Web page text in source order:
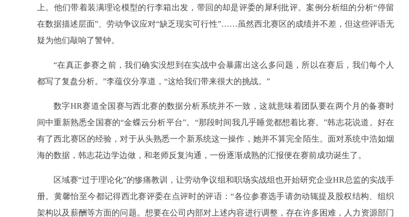
上。他们带着装满理论模型的行李箱出发，带回的却是评委的犀利批评。案例分析组的分析“停留
在数据描述层面”、劳动争议应对“缺乏现实可行性”……虽然西北赛区的成绩并不差，但这些评语无
疑为他们敲响了警钟。
“在真正参赛之前，我们确实没想到在实战中会暴露出这么多问题，所以在赛后，我们每个人
都写了复盘分析。”李蕴仪分享道，“这给我们带来很大的挑战。”
数字HR赛道全国赛与西北赛的数据分析系统并不一致，这就意味着团队要在两个月的备赛时
间中重新熟悉全国赛的“金蝶云分析平台”。“那段时间我几乎睡觉都想着比赛。”韩志花说道。好在
有了西北赛区的经验，对于从头熟悉一个新系统这一操作，她并不算完全陌生。面对系统中浩如烟
海的数据，韩志花边学边做，和老师反复沟通，一份逐渐成熟的汇报便在赛前成功诞生了。
区域赛“过于理论化”的惨痛教训，让劳动争议组和职场实战组也开始研究企业HR总监的实战手
册。黄馨怡至今都记得西北赛评委在点评时的评语：“各位参赛选手请勿动辄提及股权结构、组织
架构以及薪酬等方面的问题。想要在公司内部对上述内容进行调整，存在许多困难，人力资源部门